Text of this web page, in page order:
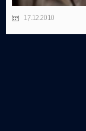
17.12.2010